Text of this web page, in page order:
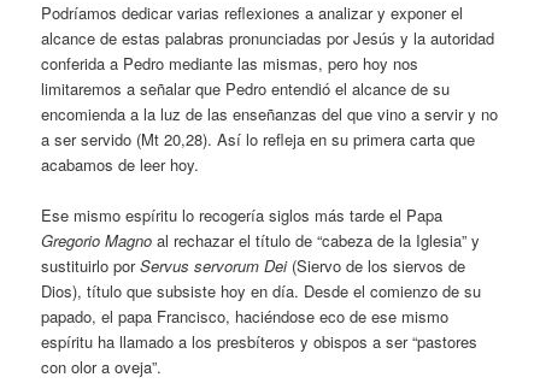
Podríamos dedicar varias reflexiones a analizar y exponer el
alcance de estas palabras pronunciadas por Jesús y la autoridad
conferida a Pedro mediante las mismas, pero hoy nos
limitaremos a señalar que Pedro entendió el alcance de su
encomienda a la luz de las enseñanzas del que vino a servir y no
a ser servido (Mt 20,28). Así lo refleja en su primera carta que
acabamos de leer hoy.
Ese mismo espíritu lo recogería siglos más tarde el Papa
Gregorio Magno al rechazar el título de “cabeza de la Iglesia” y
sustituirlo porServus servorum Dei(Siervo de los siervos de
Dios), título que subsiste hoy en día. Desde el comienzo de su
papado, el papa Francisco, haciéndose eco de ese mismo
espíritu ha llamado a los presbíteros y obispos a ser “pastores
con olor a oveja”.